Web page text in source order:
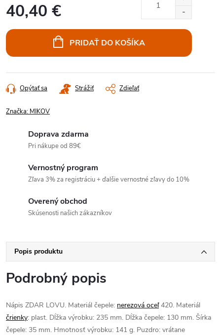
40,40 €
cena:
PRIDAŤ DO KOŠÍKA
Opýtať sa Strážiť Zdieľať
Značka: MIKOV
Doprava zdarma
Pri nákupe od 89€
Vernostný program
Zľava 3% za registráciu + ďalšie vernostné zľavy do 10%
Overený obchod
Skúsenosti našich zákazníkov
Popis produktu
Podrobný popis
Nápis ZDAR LOVU. Materiál čepele: nerezová oceľ420. Materiál
črienky: plast. Dĺžka výrobku: 235 mm. Dĺžka čepele: 130 mm. Šírka
čepele: 35 mm. Hmotnosť výrobku: 141 g. Puzdro: vrátane